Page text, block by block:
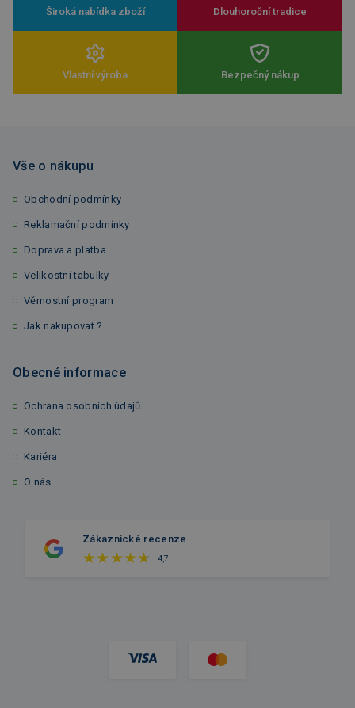
Široká nabídka zboží Dlouhoroční tradice
Vlastní výroba Bezpečný nákup
Vše o nákupu
Obchodní podmínky
Reklamační podmínky
Doprava a platba
Velikostní tabulky
Věrnostní program
Jak nakupovat ?
Obecné informace
Ochrana osobních údajů
Kontakt
Kariéra
O nás
Zákaznické recenze
4,7